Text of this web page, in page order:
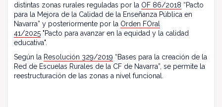
distintas zonas rurales reguladas por la OF 86/2018 “Pacto
para la Mejora de la Calidad de la Enseñanza Pública en
Navarra” y posteriormente por la Orden FOral
41/2025 "Pacto para avanzar en la equidad y la calidad
educativa".
Según la Resolución 329/2019 “Bases para la creación de la
Red de Escuelas Rurales de la CF de Navarra”, se permite la
reestructuración de las zonas a nivel funcional.